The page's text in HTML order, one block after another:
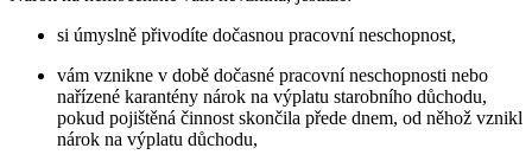
si úmyslně přivodíte dočasnou pracovní neschopnost,
vám vznikne v době dočasné pracovní neschopnosti nebo
nařízené karantény nárok na výplatu starobního důchodu,
pokud pojištěná činnost skončila přede dnem, od něhož vznikl
nárok na výplatu důchodu,